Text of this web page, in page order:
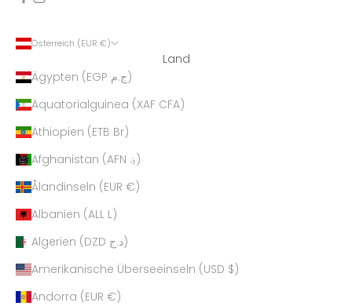
Österreich (EUR €)
Land
Ägypten (EGP ج.م)
Äquatorialguinea (XAF CFA)
Äthiopien (ETB Br)
Afghanistan (AFN ؋)
Ålandinseln (EUR €)
Albanien (ALL L)
Algerien (DZD د.ج)
Amerikanische Überseeinseln (USD $)
Andorra (EUR €)